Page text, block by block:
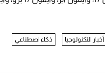
أخبار التكنولوجيا ذكاء اصطناعي